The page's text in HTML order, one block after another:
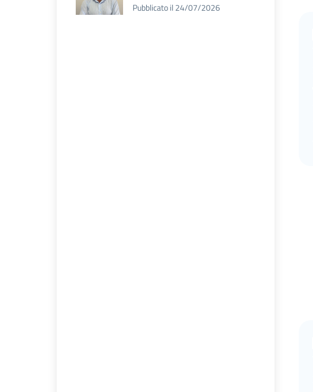
Pubblicato il 24/07/2026